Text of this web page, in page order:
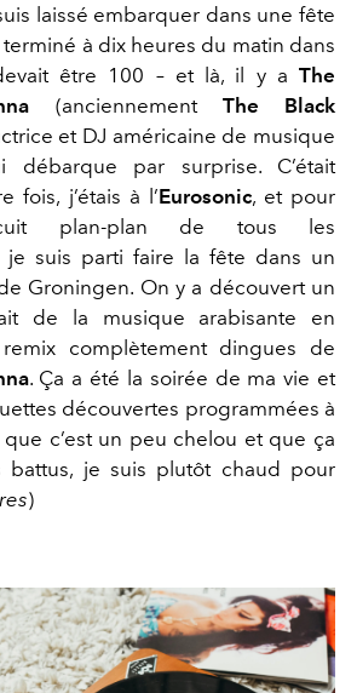
laissé embarquer dans une fête
terminé à dix heures du matin dans
être 100 – et là, il y a The
(anciennement The Black
et DJ américaine de musique
débarque par surprise. C’était
fois, j’étais à l’Eurosonic, et pour
plan-plan de tous les
je suis parti faire la fête dans un
Groningen. On y a découvert un
de la musique arabisante en
complètement dingues de
. Ça a été la soirée de ma vie et
découvertes programmées à
que c’est un peu chelou et que ça
battus, je suis plutôt chaud pour
)